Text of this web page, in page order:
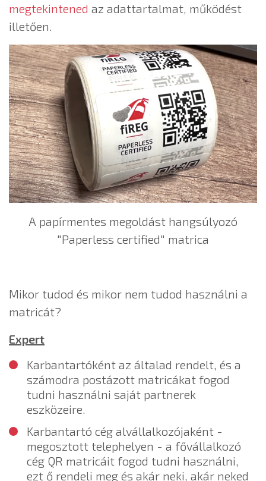
megtekintened az adattartalmat, működést
illetően.
A papírmentes megoldást hangsúlyozó
"Paperless certified" matrica
Mikor tudod és mikor nem tudod használni a
matricát?
Expert
Karbantartóként az általad rendelt, és a
számodra postázott matricákat fogod
tudni használni saját partnerek
eszközeire.
Karbantartó cég alvállalkozójaként -
megosztott telephelyen - a fővállalkozó
cég QR matricáit fogod tudni használni,
ezt ő rendeli meg és akár neki, akár neked